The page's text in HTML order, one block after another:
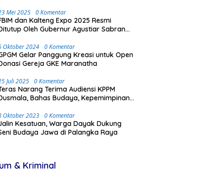
Mei 2025 0 Komentar
dan Kalteng Expo 2025 Resmi
Oleh Gubernur Agustiar Sabran
Oktober 2024 0 Komentar
Gelar Panggung Kreasi untuk Open
Gereja GKE Maranatha
Juli 2025 0 Komentar
Narang Terima Audiensi KPPM
Bahas Budaya, Kepemimpinan,
Oktober 2023 0 Komentar
Kesatuan, Warga Dayak Dukung
Budaya Jawa di Palangka Raya
& Kriminal